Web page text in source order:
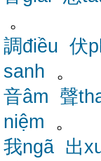
。
調điều 伏
sanh 。
音âm 聲
niệm 。
我ngã 出